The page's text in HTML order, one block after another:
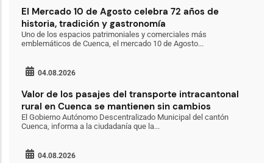
El Mercado 10 de Agosto celebra 72 años de
historia, tradición y gastronomía
Uno de los espacios patrimoniales y comerciales más
emblemáticos de Cuenca, el mercado 10 de Agosto...
04.08.2026
Valor de los pasajes del transporte intracantonal
rural en Cuenca se mantienen sin cambios
El Gobierno Autónomo Descentralizado Municipal del cantón
Cuenca, informa a la ciudadanía que la...
04.08.2026